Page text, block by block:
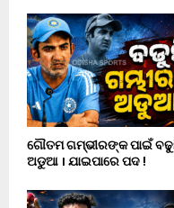
ଗୌତମ ଗମ୍ଭୀରଙ୍କ ପାଇଁ
ଅଡୁଆ । ଯାଇପାରେ ପଦ !